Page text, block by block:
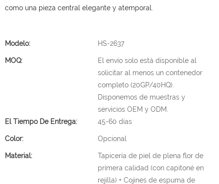
como una pieza central elegante y atemporal.
Modelo: HS-2637
MOQ:
El envío solo está disponible al
solicitar al menos un contenedor
completo (20GP/40HQ).
Disponemos de muestras y
servicios OEM y ODM.
El Tiempo De Entrega:
45-60 días
Color: Opcional
Material:
Tapicería de piel de plena flor de
primera calidad (con capitoné en
rejilla) + Cojines de espuma de